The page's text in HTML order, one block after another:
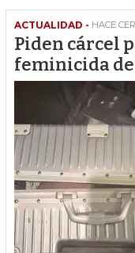
ACTUALIDAD - HACE
Piden cárcel
feminicida